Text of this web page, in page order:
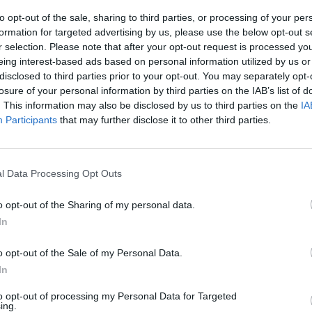
opt-out of the sale, sharing to third parties, or processing of your
for targeted advertising by us, please use the below opt-out
selection. Please note that after your opt-out request is processed
interest-based ads based on personal information utilized by us
to third parties prior to your opt-out. You may separately
of your personal information by third parties on the IAB’s list of
This information may also be disclosed by us to third parties on the
Participants that may further disclose it to other third parties.
Data Processing Opt Outs
opt-out of the Sharing of my personal data.
opt-out of the Sale of my Personal Data.
opt-out of processing my Personal Data for Targeted
Lazsko zřídilo transparentní